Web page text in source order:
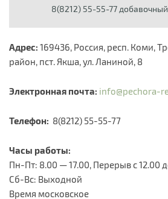
8(8212) 55-55-77
Адрес: 169436, Россия, респ. Коми,
район, пст. Якша, ул. Ланиной, 8 ​​
Электронная почта: info@pechora-
Телефон: 8(8212) 55-55-77
Часы работы:
Пн-Пт: 8.00 — 17.00, Перерыв с 12.00
Сб-Вс: Выходной
Время московское​​